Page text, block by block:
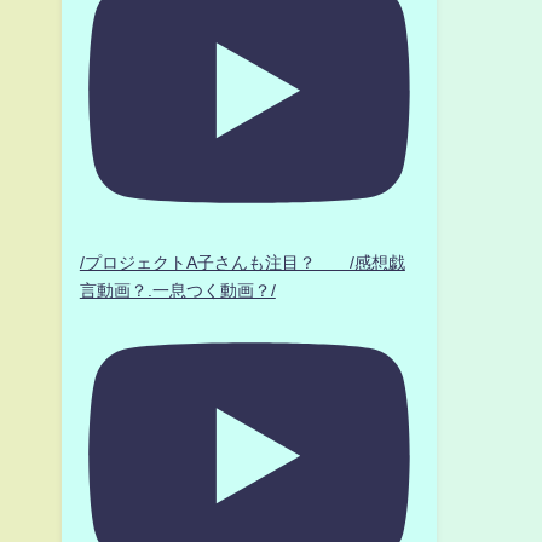
/プロジェクトA子さんも注目？ /感想戯
言動画？.一息つく動画？/